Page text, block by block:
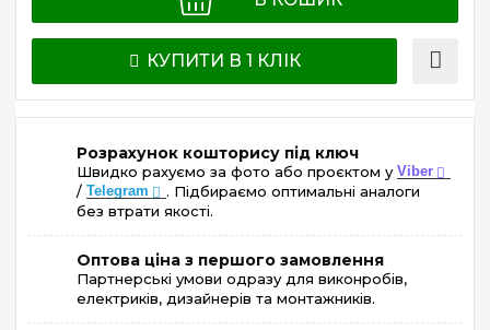
КУПИТИ В 1 КЛІК
Розрахунок кошторису під ключ
Швидко рахуємо за фото або проєктом у Viber
/ Telegram
. Підбираємо оптимальні аналоги
без втрати якості.
Оптова ціна з першого замовлення
Партнерські умови одразу для виконробів,
електриків, дизайнерів та монтажників.